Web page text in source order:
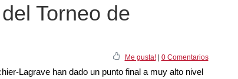
Torneo de
Me gusta!| 0 Comentarios
Lagrave han dado un punto final a muy alto nivel